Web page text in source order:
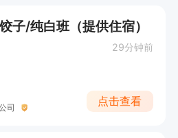
子/纯白班（提供住宿）
29分钟前
司
点击查看